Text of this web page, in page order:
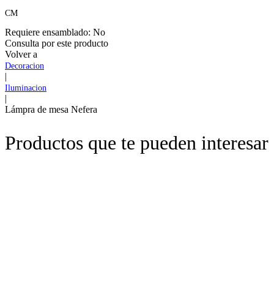
CM
Requiere ensamblado: No
Consulta por este producto
Volver a
Decoracion
|
Iluminacion
|
Lámpra de mesa Nefera
Productos que te pueden interesar